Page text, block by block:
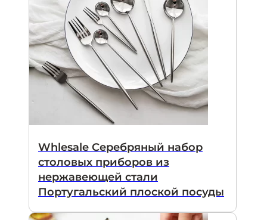
Whlesale Серебряный набор
столовых приборов из
нержавеющей стали
Португальский плоской посуды